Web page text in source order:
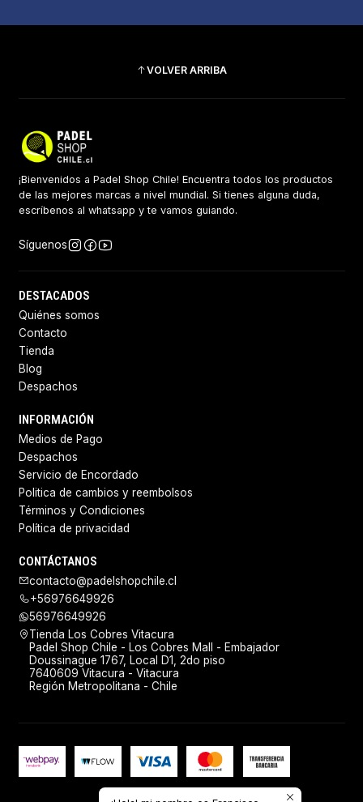
VOLVER ARRIBA
¡Bienvenidos a Padel Shop Chile! Encuentra todos los productos
de las mejores marcas a nivel mundial. Si tienes alguna duda,
escríbenos al whatsapp y te vamos guiando.
Síguenos
DESTACADOS
Quiénes somos
Contacto
Tienda
Blog
Despachos
INFORMACIÓN
Medios de Pago
Despachos
Servicio de Encordado
Politica de cambios y reembolsos
Términos y Condiciones
Política de privacidad
CONTÁCTANOS
contacto@padelshopchile.cl
+56976649926
56976649926
Tienda Los Cobres Vitacura
Padel Shop Chile - Los Cobres Mall - Embajador
Doussinague 1767, Local D1, 2do piso
7640609 Vitacura - Vitacura
Región Metropolitana - Chile